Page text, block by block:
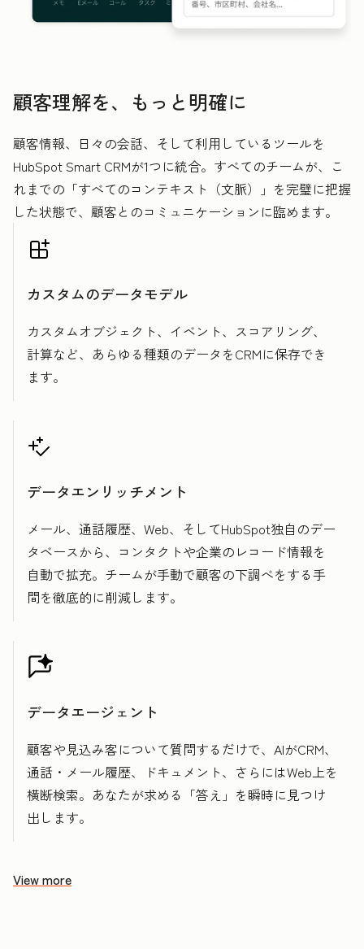
顧客理解を、もっと明確に
顧客情報、日々の会話、そして利用しているツールを
HubSpot Smart CRMが1つに統合。すべてのチームが、こ
れまでの「すべてのコンテキスト（文脈）」を完璧に把握
した状態で、顧客とのコミュニケーションに臨めます。
カスタムのデータモデル
カスタムオブジェクト、イベント、スコアリング、
計算など、あらゆる種類のデータをCRMに保存でき
ます。
データエンリッチメント
メール、通話履歴、Web、そしてHubSpot独自のデー
タベースから、コンタクトや企業のレコード情報を
自動で拡充。チームが手動で顧客の下調べをする手
間を徹底的に削減します。
データエージェント
顧客や見込み客について質問するだけで、AIがCRM、
通話・メール履歴、ドキュメント、さらにはWeb上を
横断検索。あなたが求める「答え」を瞬時に見つけ
出します。
View more